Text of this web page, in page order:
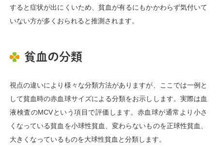
すると症状が出にくいため、貧血が有るにもかかわらず気付いて
いない方が多くおられると推測されます。
貧血の分類
視点の違いにより様々な分類方法がありますが、ここでは一例と
して貧血時の赤血球サイズによる分類をお示しします。実際は血
液検査のMCVという項目で評価します。赤血球が通常より小さ
くなっている貧血を小球性貧血、変わらないものを正球性貧血、
大きくなっているものを大球性貧血と分類します。